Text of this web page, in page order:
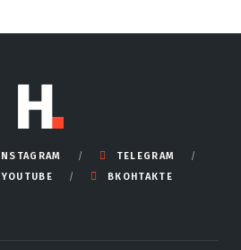
INSTAGRAM
TELEGRAM
YOUTUBE ВКОНТАКТЕ